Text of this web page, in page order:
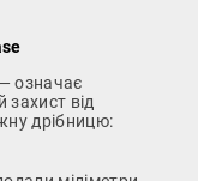
означає
від
дрібницю: